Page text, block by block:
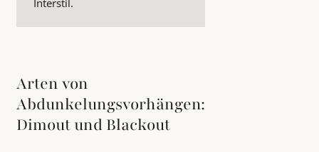
Arten von
Abdunkelungsvorhängen:
Dimout und Blackout